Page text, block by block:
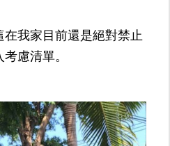
在我家目前還是絕對禁止
慮清單。